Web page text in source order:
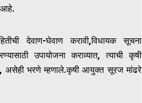
आहे.
देवाण-घेवाण करावी,विधायक सूचना
उपायोजना कराव्यात, त्याची कृषी
असेही भरणे म्हणाले.कृषी आयुक्त सूरज मांढरे